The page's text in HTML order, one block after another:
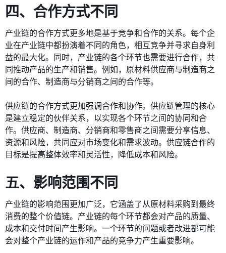
四、合作方式不同
产业链的合作方式更多地是基于竞争和合作的关系。每个企
业在产业链中都扮演着不同的角色，相互竞争并寻求自身利
益的最大化。同时，产业链的各个环节也需要进行合作，共
同推动产品的生产和销售。例如，原材料供应商与制造商之
间的合作、制造商与分销商之间的合作等。
供应链的合作方式更加强调合作和协作。供应链管理的核心
是建立稳定的伙伴关系，以实现各个环节之间的协同和合
作。供应商、制造商、分销商和零售商之间需要分享信息、
资源和风险，共同应对市场变化和需求波动。供应链合作的
目标是提高整体效率和灵活性，降低成本和风险。
五、影响范围不同
产业链的影响范围更加广泛，它涵盖了从原材料采购到最终
消费的整个价值链。产业链的每个环节都会对产品的质量、
成本和交付时间产生影响。一个环节的问题或者改进都可能
会对整个产业链的运作和产品的竞争力产生重要影响。